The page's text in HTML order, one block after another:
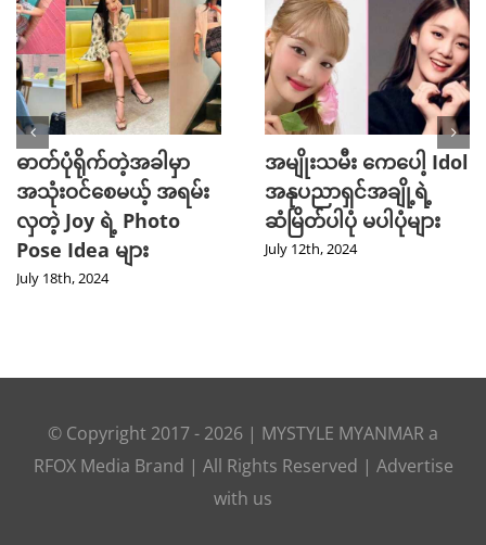
ဓာတ်ပုံရိုက်တဲ့အခါမှာ
အသုံးဝင်စေမယ့် အရမ်း
လှတဲ့ Joy ရဲ့ Photo
Pose Idea များ
July 18th, 2024
အမျိုးသမီး ကေပေါ့ Idol
အနုပညာရှင်အချို့ရဲ့
ဆံမြိတ်ပါပုံ မပါပုံများ
July 12th, 2024
© Copyright 2017 - 2026 | MYSTYLE MYANMAR a
RFOX Media Brand | All Rights Reserved | Advertise
with us